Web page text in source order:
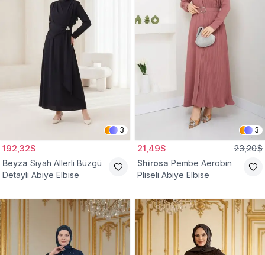
3
192,32$
Beyza Siyah Allerli Büzgü
Detaylı Abiye Elbise
3
21,49$ 23,20$
Shirosa Pembe Aerobin
Pliseli Abiye Elbise